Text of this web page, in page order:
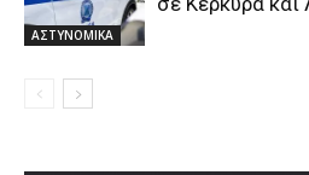
ΑΣΤΥΝΟΜΙΚΑ